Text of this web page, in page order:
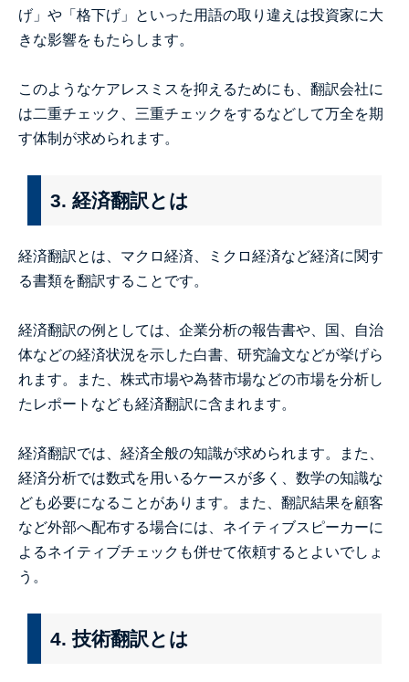
げ」や「格下げ」といった用語の取り違えは投資家に大
きな影響をもたらします。
このようなケアレスミスを抑えるためにも、翻訳会社に
は二重チェック、三重チェックをするなどして万全を期
す体制が求められます。
3. 経済翻訳とは
経済翻訳とは、マクロ経済、ミクロ経済など経済に関す
る書類を翻訳することです。
経済翻訳の例としては、企業分析の報告書や、国、自治
体などの経済状況を示した白書、研究論文などが挙げら
れます。また、株式市場や為替市場などの市場を分析し
たレポートなども経済翻訳に含まれます。
経済翻訳では、経済全般の知識が求められます。また、
経済分析では数式を用いるケースが多く、数学の知識な
ども必要になることがあります。また、翻訳結果を顧客
など外部へ配布する場合には、ネイティブスピーカーに
よるネイティブチェックも併せて依頼するとよいでしょ
う。
4. 技術翻訳とは